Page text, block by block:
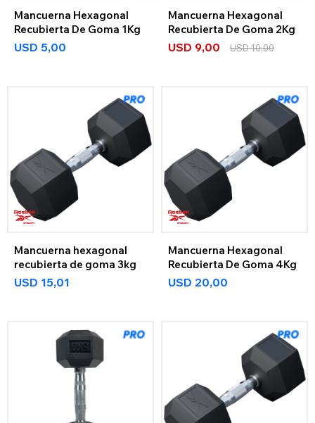
Mancuerna Hexagonal
Recubierta De Goma 1Kg
USD 5,00
Mancuerna Hexagonal
Recubierta De Goma 2Kg
USD 9,00 USD10,00
Mancuerna hexagonal
recubierta de goma 3kg
USD 15,01
Mancuerna Hexagonal
Recubierta De Goma 4Kg
USD 20,00